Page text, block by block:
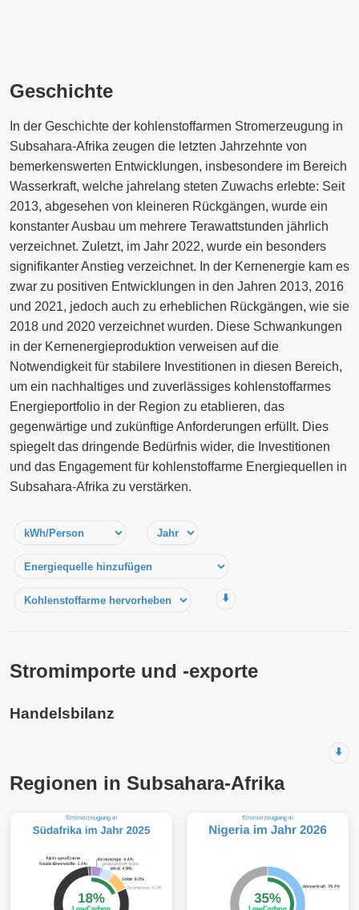
Geschichte
In der Geschichte der kohlenstoffarmen Stromerzeugung in
Subsahara-Afrika zeugen die letzten Jahrzehnte von
bemerkenswerten Entwicklungen, insbesondere im Bereich
Wasserkraft, welche jahrelang steten Zuwachs erlebte: Seit
2013, abgesehen von kleineren Rückgängen, wurde ein
konstanter Ausbau um mehrere Terawattstunden jährlich
verzeichnet. Zuletzt, im Jahr 2022, wurde ein besonders
signifikanter Anstieg verzeichnet. In der Kernenergie kam es
zwar zu positiven Entwicklungen in den Jahren 2013, 2016
und 2021, jedoch auch zu erheblichen Rückgängen, wie sie
2018 und 2020 verzeichnet wurden. Diese Schwankungen
in der Kernenergieproduktion verweisen auf die
Notwendigkeit für stabilere Investitionen in diesen Bereich,
um ein nachhaltiges und zuverlässiges kohlenstoffarmes
Energieportfolio in der Region zu etablieren, das
gegenwärtige und zukünftige Anforderungen erfüllt. Dies
spiegelt das dringende Bedürfnis wider, die Investitionen
und das Engagement für kohlenstoffarme Energiequellen in
Subsahara-Afrika zu verstärken.
⬇️
Stromimporte und -exporte
Handelsbilanz
⬇️
Regionen in Subsahara-Afrika